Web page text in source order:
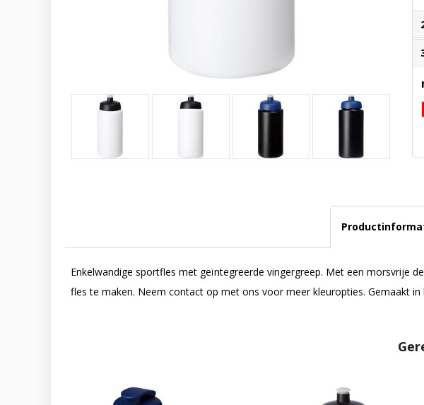
Enkelwandige sportfles met geïntegreerde vingergreep. Met een morsvrije
fles te maken. Neem contact op met ons voor meer kleuropties. Gemaakt